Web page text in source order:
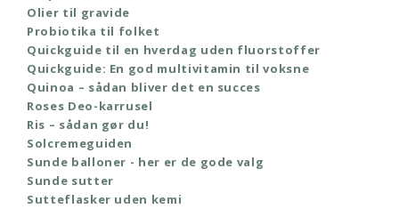
Olier til gravide
Probiotika til folket
Quickguide til en hverdag uden fluorstoffer
Quickguide: En god multivitamin til voksne
Quinoa – sådan bliver det en succes
Roses Deo-karrusel
Ris – sådan gør du!
Solcremeguiden
Sunde balloner - her er de gode valg
Sunde sutter
Sutteflasker uden kemi